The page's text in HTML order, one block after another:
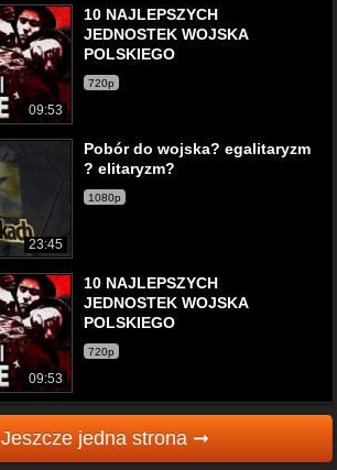
09:53
10 NAJLEPSZYCH
JEDNOSTEK WOJSKA
POLSKIEGO
720p
23:45
Pobór do wojska? egalitaryzm
? elitaryzm?
1080p
09:53
10 NAJLEPSZYCH
JEDNOSTEK WOJSKA
POLSKIEGO
720p
Jeszcze jedna strona ➞